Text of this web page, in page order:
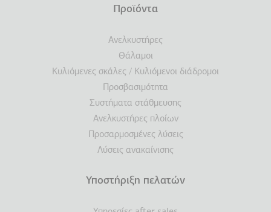
Προϊόντα
Ανελκυστήρες
Θάλαμοι
Κυλιόμενες σκάλες / Κυλιόμενοι διάδρομοι
Προσβασιμότητα
Συστήματα στάθμευσης
Ανελκυστήρες πλοίων
Προσαρμοσμένες λύσεις
Λύσεις ανακαίνισης
Υποστήριξη πελατών